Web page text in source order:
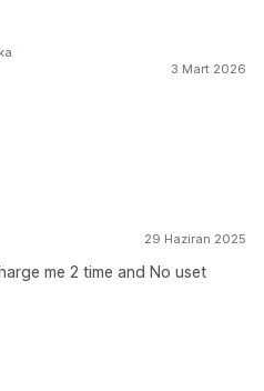
3 Mart 2026
29 Haziran 2025
me 2 time and No uset